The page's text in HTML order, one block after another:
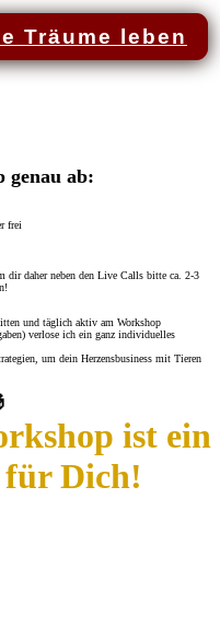
Träume leben
genau ab:
frei
daher neben den Live Calls bitte ca. 2-3
und täglich aktiv am Workshop
verlose ich ein ganz individuelles
um dein Herzensbusiness mit Tieren
ist ein
für Dich!